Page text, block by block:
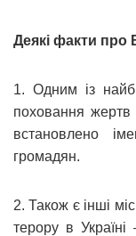
Деякі факти про
1. Одним із
поховання жертв
встановлено
громадян.
2. Також є інші
терору в